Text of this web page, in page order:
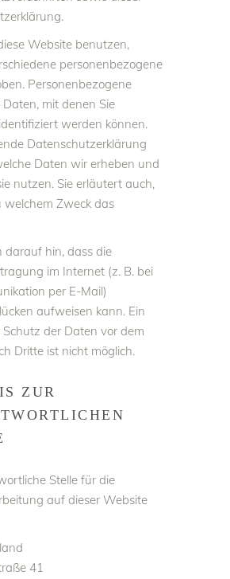
Website benutzen,
personenbezogene
Personenbezogene
mit denen Sie
werden können.
Datenschutzerklärung
Daten wir erheben und
nutzen. Sie erläutert auch,
Zweck das
darauf hin, dass die
im Internet (z. B. bei
per E-Mail)
aufweisen kann. Ein
Schutz der Daten vor dem
Dritte ist nicht möglich.
ZUR
Stelle für die
auf dieser Website
41